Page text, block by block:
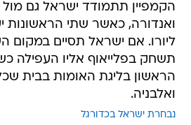
הקמפיין תתמודד ישראל גם מול
ואנדורה, כאשר שתי הראשונות
ליורו. אם ישראל תסיים במקום
תשחק בפלייאוף אליו העפילה
הראשון בליגת האומות בבית
ואלבניה.
נבחרת ישראל בכדורגל